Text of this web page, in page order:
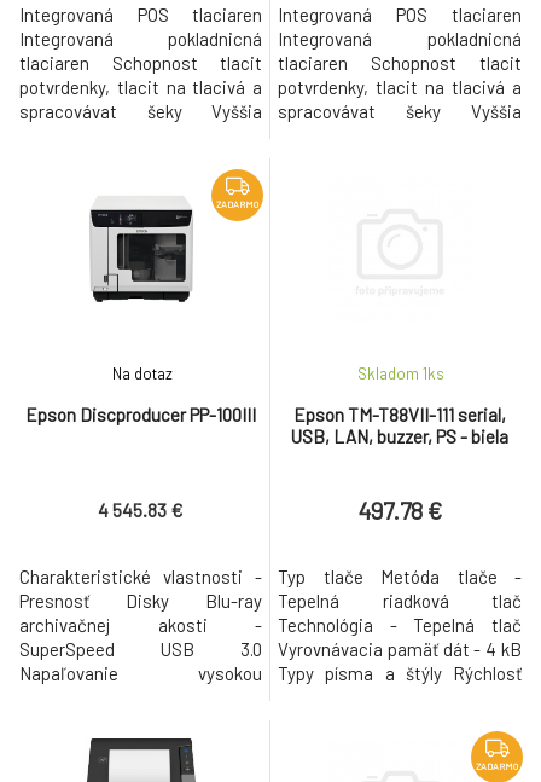
Integrovaná POS tlaciaren
Integrovaná pokladnicná
tlaciaren Schopnost tlacit
potvrdenky, tlacit na tlacivá a
spracovávat šeky Vyššia
šekov a automatická rezacka
Flexibilné možnosti pripojenia
Zabudované rozhranie USB a
Ethernet vo všetkých
modeloch Investícia do
budúcnosti ePOS-Print, e
Integrovaná POS tlaciaren
Integrovaná pokladnicná
tlaciaren Schopnost tlacit
potvrdenky, tlacit na tlacivá a
spracovávat šeky Vyššia
ZADARMO
Epson Discproducer PP-100III
Na dotaz
4 545.83 €
Charakteristické vlastnosti -
Presnosť Disky Blu-ray
archivačnej akosti -
SuperSpeed USB 3.0
Napaľovanie vysokou
Výroba 100 diskov v jednej
dávke - Dodávané so
Epson TM-T88VII-111 serial,
USB, LAN, buzzer, PS - biela
Skladom 1ks
497.78 €
Typ tlače Metóda tlače -
Tepelná riadková tlač
Technológia - Tepelná tlač
Vyrovnávacia pamäť dát - 4 kB
Typy písma a štýly Rýchlosť
Tradičná čínština,
Zjednodušené čínština,
ZADARMO